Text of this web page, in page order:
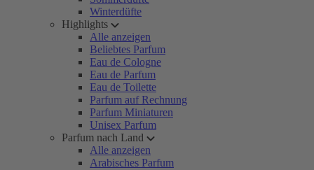
Winterdüfte
Highlights
Alle anzeigen
Beliebtes Parfum
Eau de Cologne
Eau de Parfum
Eau de Toilette
Parfum auf Rechnung
Parfum Miniaturen
Unisex Parfum
Parfum nach Land
Alle anzeigen
Arabisches Parfum